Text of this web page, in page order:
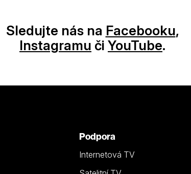
Sledujte nás na Facebooku,
Instagramu či YouTube.
Podpora
Internetová TV